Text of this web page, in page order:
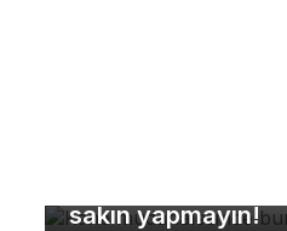
sakın yapmayın!